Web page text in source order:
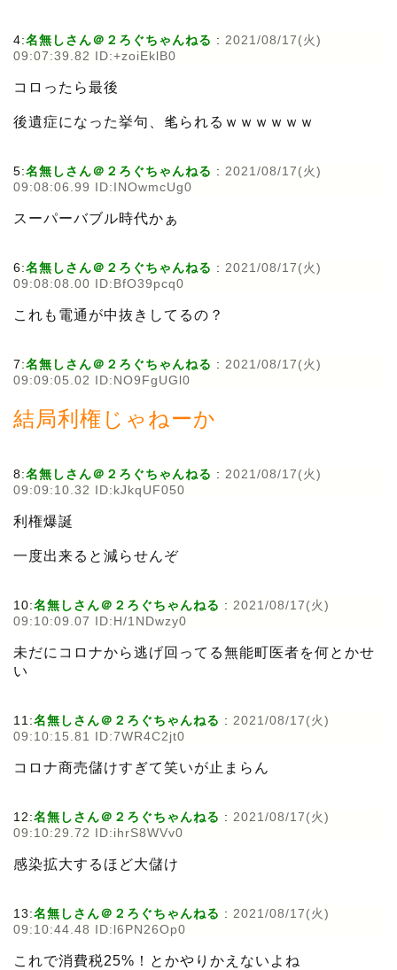
4:名無しさん＠２ろぐちゃんねる : 2021/08/17(火)
09:07:39.82 ID:+zoiEklB0
コロったら最後
後遺症になった挙句、毟られるｗｗｗｗｗｗ
5:名無しさん＠２ろぐちゃんねる : 2021/08/17(火)
09:08:06.99 ID:INOwmcUg0
スーパーバブル時代かぁ
6:名無しさん＠２ろぐちゃんねる : 2021/08/17(火)
09:08:08.00 ID:BfO39pcq0
これも電通が中抜きしてるの？
7:名無しさん＠２ろぐちゃんねる : 2021/08/17(火)
09:09:05.02 ID:NO9FgUGl0
結局利権じゃねーか
8:名無しさん＠２ろぐちゃんねる : 2021/08/17(火)
09:09:10.32 ID:kJkqUF050
利権爆誕
一度出来ると減らせんぞ
10:名無しさん＠２ろぐちゃんねる : 2021/08/17(火)
09:10:09.07 ID:H/1NDwzy0
未だにコロナから逃げ回ってる無能町医者を何とかせ
い
11:名無しさん＠２ろぐちゃんねる : 2021/08/17(火)
09:10:15.81 ID:7WR4C2jt0
コロナ商売儲けすぎて笑いが止まらん
12:名無しさん＠２ろぐちゃんねる : 2021/08/17(火)
09:10:29.72 ID:ihrS8WVv0
感染拡大するほど大儲け
13:名無しさん＠２ろぐちゃんねる : 2021/08/17(火)
09:10:44.48 ID:l6PN26Op0
これで消費税25%！とかやりかえないよね